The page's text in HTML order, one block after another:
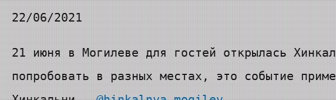
22/06/2021
21 июня в Могилеве для гостей открылась
попробовать в разных местах, это событие